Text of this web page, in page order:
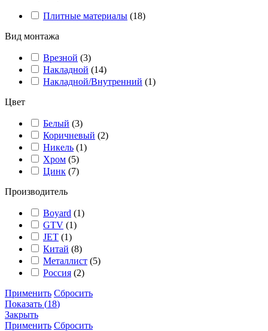
Плитные материалы (18)
Вид монтажа
Врезной (3)
Накладной (14)
Накладной/Внутренний (1)
Цвет
Белый (3)
Коричневый (2)
Никель (1)
Хром (5)
Цинк (7)
Производитель
Boyard (1)
GTV (1)
JET (1)
Китай (8)
Металлист (5)
Россия (2)
Применить Сбросить
Показать (18)
Закрыть
Применить Сбросить